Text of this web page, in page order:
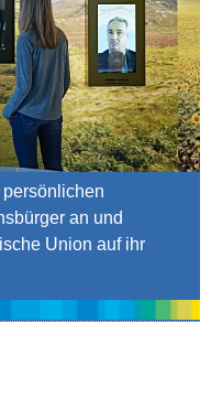
an und
Union auf ihr